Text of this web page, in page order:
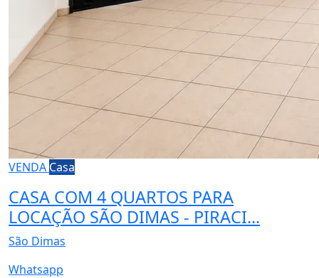
VENDA Casa
CASA COM 4 QUARTOS PARA
LOCAÇÃO SÃO DIMAS - PIRACI...
São Dimas
Whatsapp